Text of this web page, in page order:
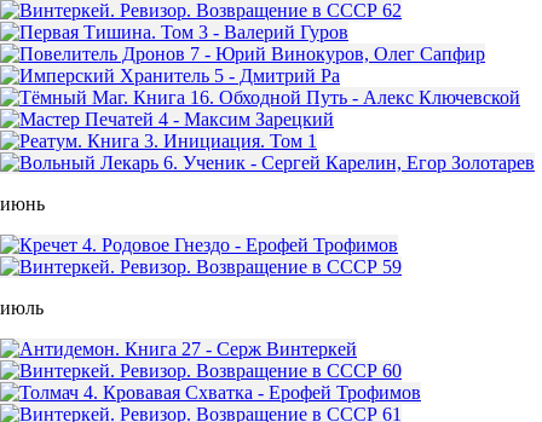
июнь
июль